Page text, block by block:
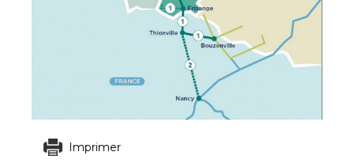
Imprimer